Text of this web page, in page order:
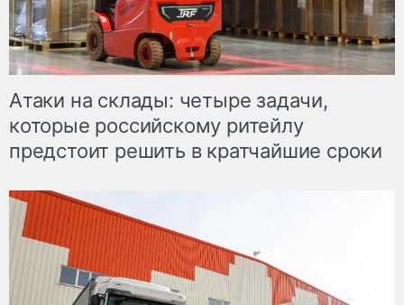
Атаки на склады: четыре задачи,
которые российскому ритейлу
предстоит решить в кратчайшие сроки